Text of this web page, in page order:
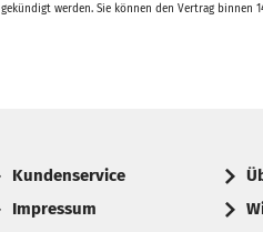
gekündigt werden. Sie können den Vertrag binnen
Kundenservice
Impressum